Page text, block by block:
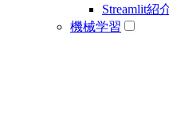
Streamlit紹
機械学習